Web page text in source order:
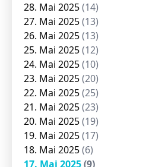
28. Mai 2025(14)
27. Mai 2025(13)
26. Mai 2025(13)
25. Mai 2025(12)
24. Mai 2025(10)
23. Mai 2025(20)
22. Mai 2025(25)
21. Mai 2025(23)
20. Mai 2025(19)
19. Mai 2025(17)
18. Mai 2025(6)
17. Mai 2025(9)